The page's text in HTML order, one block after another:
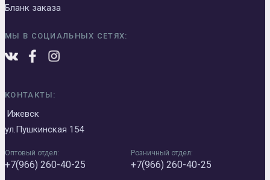
Бланк заказа
МЫ В СОЦИАЛЬНЫХ СЕТЯХ:
КОНТАКТЫ:
Ижевск
ул.Пушкинская 154
Оптовый отдел:
+7(966) 260-40-25
Розничный отдел:
+7(966) 260-40-25